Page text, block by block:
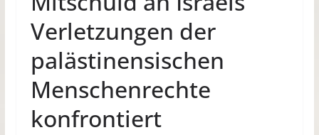
Verletzungen der
palästinensischen
Menschenrechte
konfrontiert